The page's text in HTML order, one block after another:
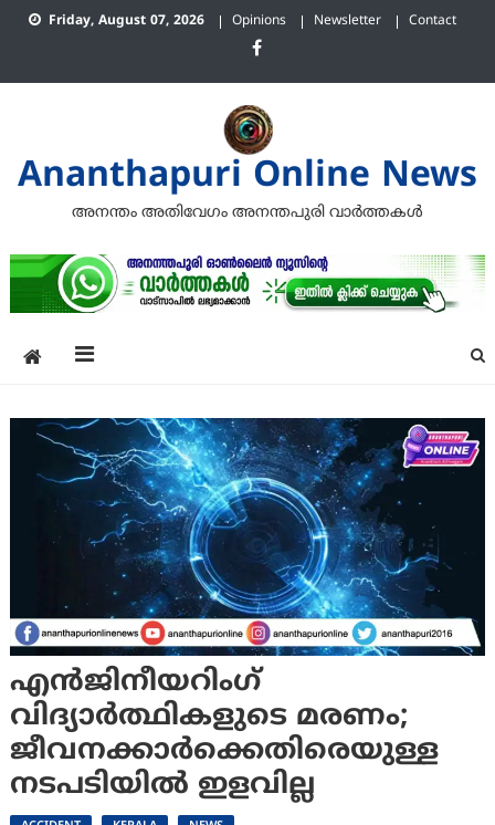
Skip
Friday, August 07, 2026 Opinions Newsletter Contact
Ananthapuri Online News
അനന്തം അതിവേഗം അനന്തപുരി വാര്‍ത്തകള്‍
എന്‍‍ജിനീയറിംഗ്
വിദ്യാര്‍ത്ഥികളുടെ മരണം;
ജീവനക്കാര്‍ക്കെതിരെയുള്ള
നടപടിയില്‍ ഇളവില്ല